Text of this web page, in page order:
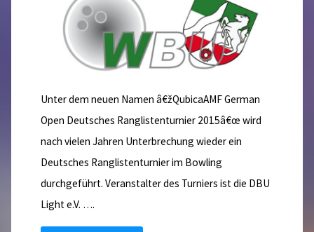
Unter dem neuen Namen â€žQubicaAMF German
Open Deutsches Ranglistenturnier 2015â€œ wird
nach vielen Jahren Unterbrechung wieder ein
Deutsches Ranglistenturnier im Bowling
durchgeführt. Veranstalter des Turniers ist die DBU
Light e.V. ….